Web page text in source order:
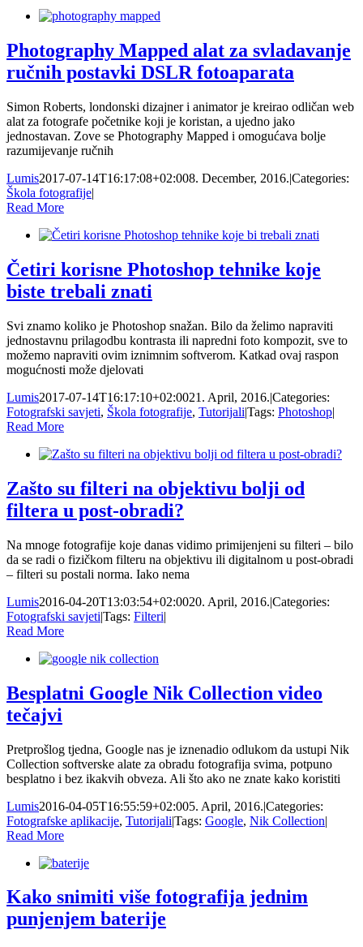
Photography Mapped alat za svladavanje
ručnih postavki DSLR fotoaparata
Simon Roberts, londonski dizajner i animator je kreirao odličan web
alat za fotografe početnike koji je koristan, a ujedno jako
jednostavan. Zove se Photography Mapped i omogućava bolje
razumijevanje ručnih
Lumis2017-07-14T16:17:08+02:008. December, 2016.|Categories:
Škola fotografije|
Read More
Četiri korisne Photoshop tehnike koje
biste trebali znati
Svi znamo koliko je Photoshop snažan. Bilo da želimo napraviti
jednostavnu prilagodbu kontrasta ili napredni foto kompozit, sve to
možemo napraviti ovim iznimnim softverom. Katkad ovaj raspon
mogućnosti može djelovati
Lumis2017-07-14T16:17:10+02:0021. April, 2016.|Categories:
Fotografski savjeti, Škola fotografije, Tutorijali|Tags: Photoshop|
Read More
Zašto su filteri na objektivu bolji od
filtera u post-obradi?
Na mnoge fotografije koje danas vidimo primijenjeni su filteri – bilo
da se radi o fizičkom filteru na objektivu ili digitalnom u post-obradi
– filteri su postali norma. Iako nema
Lumis2016-04-20T13:03:54+02:0020. April, 2016.|Categories:
Fotografski savjeti|Tags: Filteri|
Read More
Besplatni Google Nik Collection video
tečajvi
Pretprošlog tjedna, Google nas je iznenadio odlukom da ustupi Nik
Collection softverske alate za obradu fotografija svima, potpuno
besplatno i bez ikakvih obveza. Ali što ako ne znate kako koristiti
Lumis2016-04-05T16:55:59+02:005. April, 2016.|Categories:
Fotografske aplikacije, Tutorijali|Tags: Google, Nik Collection|
Read More
Kako snimiti više fotografija jednim
punjenjem baterije